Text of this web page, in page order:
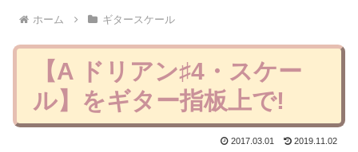
ホーム ギタースケール
【A ドリアン♯4・スケー
ル】をギター指板上で!
2017.03.01 2019.11.02